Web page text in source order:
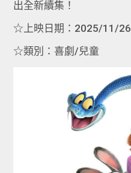
出全新續集！
☆上映日期：2025/11/26
☆類別：喜劇/兒童